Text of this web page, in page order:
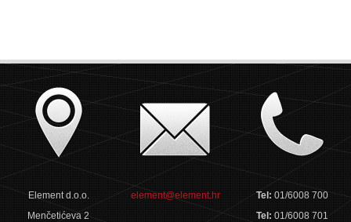
Element d.o.o.
Menčetićeva 2
element@element.hr Tel:01/6008 700
Tel:01/6008 701